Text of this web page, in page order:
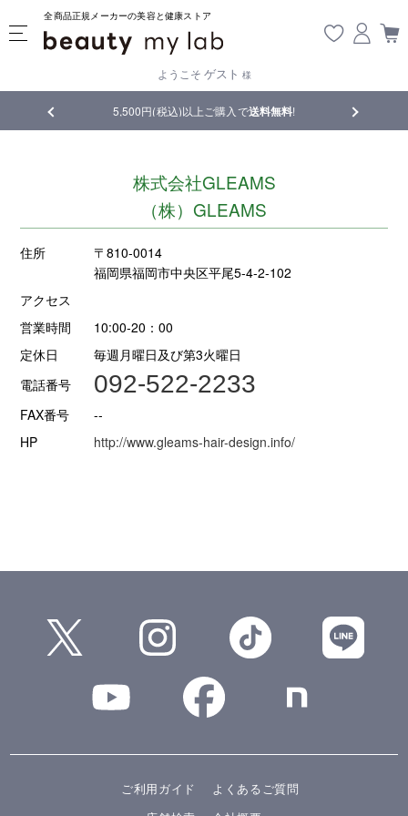
全商品正規メーカーの美容と健康ストア
ようこそ ゲスト 様
5,500円(税込)以上ご購入で送料無料! 【重要】
株式会社GLEAMS
（株）GLEAMS
住所
〒810-0014
福岡県福岡市中央区平尾5-4-2-102
アクセス
営業時間
10:00‐20：00
定休日
毎週月曜日及び第3火曜日
電話番号
092-522-2233
FAX番号
--
HP
http://www.gleams-hair-design.info/
ご利用ガイド
よくあるご質問